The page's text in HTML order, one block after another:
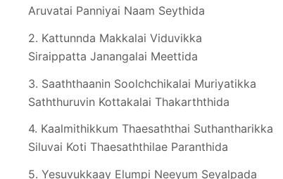
Aruvatai Panniyai Naam Seythida
2. Kattunnda Makkalai Viduvikka
Siraippatta Janangalai Meettida
3. Saaththaanin Soolchchikalai Muriyatikka
Saththuruvin Kottakalai Thakarththida
4. Kaalmithikkum Thaesaththai Suthantharikka
Siluvai Koti Thaesaththilae Paranthida
5. Yesuvukkaay Elumpi Neeyum Seyalpada